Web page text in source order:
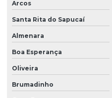
Arcos
Santa Rita do Sapucaí
Almenara
Boa Esperança
Oliveira
Brumadinho